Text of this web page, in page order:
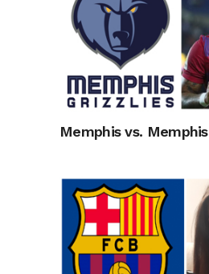
Memphis vs. Memphis